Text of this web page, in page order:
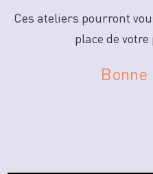
Ces ateliers pourront
place de